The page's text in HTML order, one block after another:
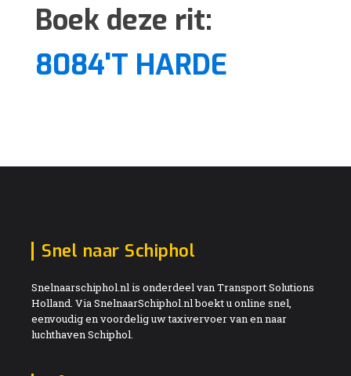
Boek deze rit:
8084'T HARDE
Snel naar Schiphol
Snelnaarschiphol.nl is onderdeel van Transport Solutions
Holland. Via SnelnaarSchiphol.nl boekt u online snel,
eenvoudig en voordelig uw taxivervoer van en naar
luchthaven Schiphol.